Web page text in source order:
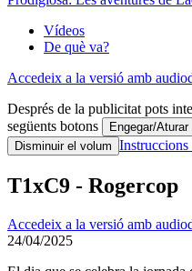
Vídeos
De què va?
Accedeix a la versió amb
Després de la publicitat pots
següents botons
Engegar/Aturar
Disminuir el volum Instruccions
T1xC9 - Rogercop
Accedeix a la versió amb
24/04/2025